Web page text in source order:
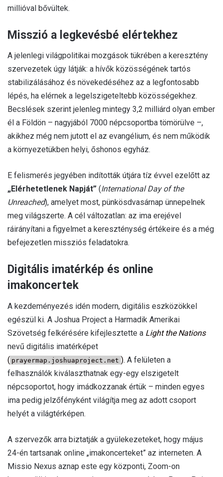
millióval bővültek.
Misszió a legkevésbé elértekhez
A jelenlegi világpolitikai mozgások tükrében a keresztény
szervezetek úgy látják: a hívők közösségének tartós
stabilizálásához és növekedéséhez az a legfontosabb
lépés, ha elérnek a legelszigeteltebb közösségekhez.
Becslések szerint jelenleg mintegy 3,2 milliárd olyan ember
él a Földön – nagyjából 7000 népcsoportba tömörülve –,
akikhez még nem jutott el az evangélium, és nem működik
a környezetükben helyi, őshonos egyház.
E felismerés jegyében indították útjára tíz évvel ezelőtt az
„Elérhetetlenek Napját” (International Day of the
Unreached), amelyet most, pünkösdvasárnap ünnepelnek
meg világszerte. A cél változatlan: az ima erejével
ráirányítani a figyelmet a kereszténység értékeire és a még
befejezetlen missziós feladatokra.
Digitális imatérkép és online
imakoncertek
A kezdeményezés idén modern, digitális eszközökkel
egészül ki. A Joshua Project a Harmadik Amerikai
Szövetség felkérésére kifejlesztette a Light the Nations
nevű digitális imatérképet
( prayermap.joshuaproject.net ). A felületen a
felhasználók kiválaszthatnak egy-egy elszigetelt
népcsoportot, hogy imádkozzanak értük – minden egyes
ima pedig jelzőfényként világítja meg az adott csoport
helyét a világtérképen.
A szervezők arra biztatják a gyülekezeteket, hogy május
24-én tartsanak online „imakoncerteket” az interneten. A
Missio Nexus aznap este egy központi, Zoom-on